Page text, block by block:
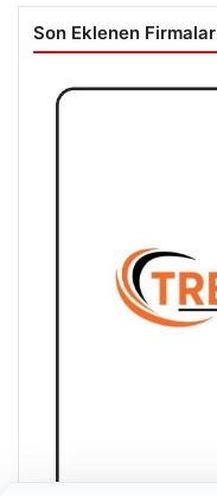
Son Eklenen Firmalar